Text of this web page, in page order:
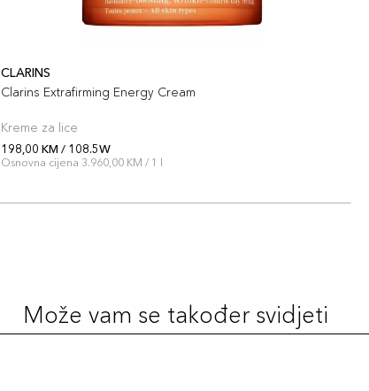
CLARINS
Clarins Extrafirming Energy Cream
Kreme za lice
198,00 KM / 108.5W
Osnovna cijena 3.960,00 KM / 1 l
Može vam se također svidjeti